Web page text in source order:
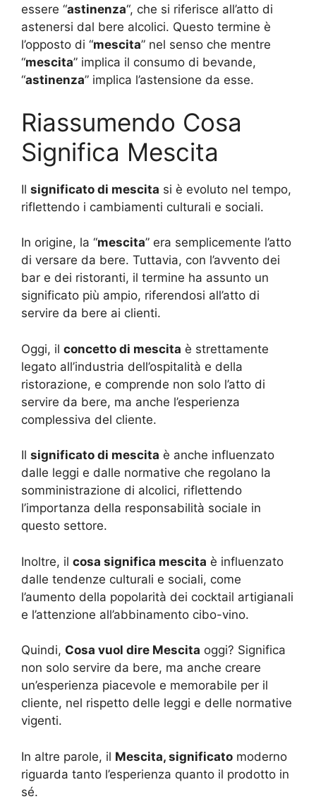
essere “astinenza“, che si riferisce all’atto di
astenersi dal bere alcolici. Questo termine è
l’opposto di “mescita” nel senso che mentre
“mescita” implica il consumo di bevande,
“astinenza” implica l’astensione da esse.
Riassumendo Cosa
Significa Mescita
Il significato di mescita si è evoluto nel tempo,
riflettendo i cambiamenti culturali e sociali.
In origine, la “mescita” era semplicemente l’atto
di versare da bere. Tuttavia, con l’avvento dei
bar e dei ristoranti, il termine ha assunto un
significato più ampio, riferendosi all’atto di
servire da bere ai clienti.
Oggi, il concetto di mescita è strettamente
legato all’industria dell’ospitalità e della
ristorazione, e comprende non solo l’atto di
servire da bere, ma anche l’esperienza
complessiva del cliente.
Il significato di mescita è anche influenzato
dalle leggi e dalle normative che regolano la
somministrazione di alcolici, riflettendo
l’importanza della responsabilità sociale in
questo settore.
Inoltre, il cosa significa mescita è influenzato
dalle tendenze culturali e sociali, come
l’aumento della popolarità dei cocktail artigianali
e l’attenzione all’abbinamento cibo-vino.
Quindi, Cosa vuol dire Mescita oggi? Significa
non solo servire da bere, ma anche creare
un’esperienza piacevole e memorabile per il
cliente, nel rispetto delle leggi e delle normative
vigenti.
In altre parole, il Mescita, significato moderno
riguarda tanto l’esperienza quanto il prodotto in
sé.